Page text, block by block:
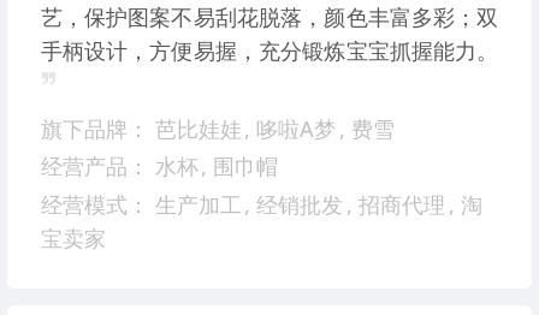
艺，保护图案不易刮花脱落，颜色丰富多彩；双
手柄设计，方便易握，充分锻炼宝宝抓握能力。
旗下品牌： 芭比娃娃, 哆啦A梦 , 费雪
经营产品： 水杯, 围巾帽
经营模式： 生产加工 , 经销批发 , 招商代理 , 淘
宝卖家